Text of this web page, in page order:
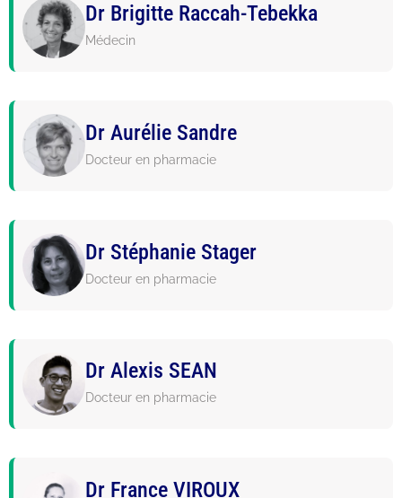
Dr Brigitte Raccah-Tebekka
Médecin
Dr Aurélie Sandre
Docteur en pharmacie
Dr Stéphanie Stager
Docteur en pharmacie
Dr Alexis SEAN
Docteur en pharmacie
Dr France VIROUX